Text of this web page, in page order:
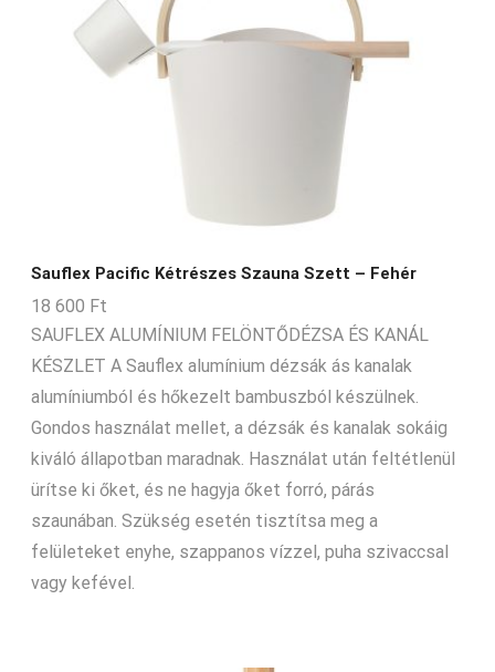
Sauflex Pacific Kétrészes Szauna Szett – Fehér
18 600 Ft
SAUFLEX ALUMÍNIUM FELÖNTŐDÉZSA ÉS KANÁL
KÉSZLET A Sauflex alumínium dézsák ás kanalak
alumíniumból és hőkezelt bambuszból készülnek.
Gondos használat mellet, a dézsák és kanalak sokáig
kiváló állapotban maradnak. Használat után feltétlenül
ürítse ki őket, és ne hagyja őket forró, párás
szaunában. Szükség esetén tisztítsa meg a
felületeket enyhe, szappanos vízzel, puha szivaccsal
vagy kefével.